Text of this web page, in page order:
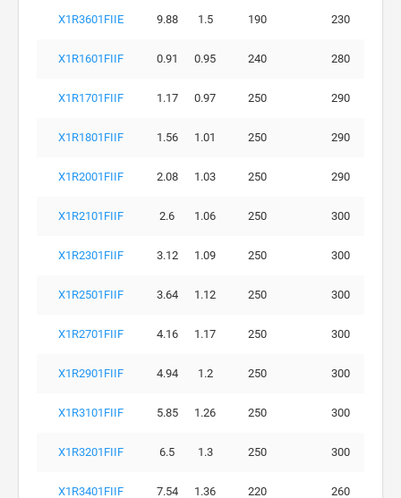
X1R3601FIIE 9.88 1.5 190 230
X1R1601FIIF 0.91 0.95 240 280
X1R1701FIIF 1.17 0.97 250 290
X1R1801FIIF 1.56 1.01 250 290
X1R2001FIIF 2.08 1.03 250 290
X1R2101FIIF 2.6 1.06 250 300
X1R2301FIIF 3.12 1.09 250 300
X1R2501FIIF 3.64 1.12 250 300
X1R2701FIIF 4.16 1.17 250 300
X1R2901FIIF 4.94 1.2 250 300
X1R3101FIIF 5.85 1.26 250 300
X1R3201FIIF 6.5 1.3 250 300
X1R3401FIIF 7.54 1.36 220 260